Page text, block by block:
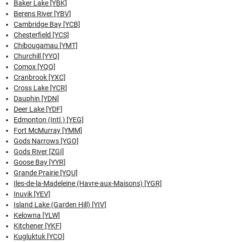
Baker Lake [YBK]
Berens River [YBV]
Cambridge Bay [YCB]
Chesterfield [YCS]
Chibougamau [YMT]
Churchill [YYQ]
Comox [YQQ]
Cranbrook [YXC]
Cross Lake [YCR]
Dauphin [YDN]
Deer Lake [YDF]
Edmonton (Intl.) [YEG]
Fort McMurray [YMM]
Gods Narrows [YGO]
Gods River [ZGI]
Goose Bay [YYR]
Grande Prairie [YQU]
Iles-de-la-Madeleine (Havre-aux-Maisons) [YGR]
Inuvik [YEV]
Island Lake (Garden Hill) [YIV]
Kelowna [YLW]
Kitchener [YKF]
Kugluktuk [YCO]